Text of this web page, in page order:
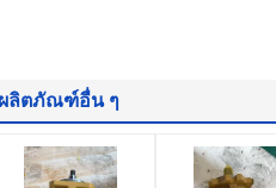
ผลิตภัณฑ์อื่น ๆ